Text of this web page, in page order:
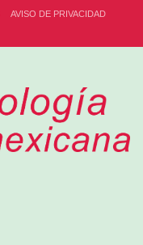
AVISO DE PRIVACIDAD